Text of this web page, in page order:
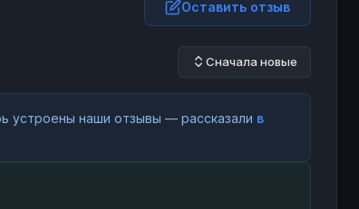
Оставить отзыв
Сначала новые
устроены наши отзывы — рассказали в